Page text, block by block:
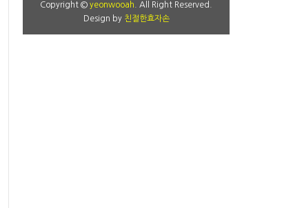
Copyright ©yeonwooah . All Right Reserved.
Design by 친절한효자손